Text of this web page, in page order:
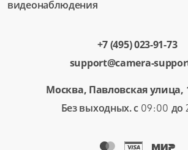
видеонаблюдения
+7 (495) 023-91-73
support@camera-
Москва, Павловская улица,
Без выходных. с 09:00 до